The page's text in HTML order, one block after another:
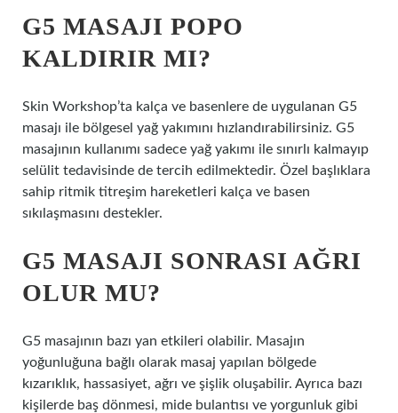
G5 MASAJI POPO
KALDIRIR MI?
Skin Workshop’ta kalça ve basenlere de uygulanan G5
masajı ile bölgesel yağ yakımını hızlandırabilirsiniz. G5
masajının kullanımı sadece yağ yakımı ile sınırlı kalmayıp
selülit tedavisinde de tercih edilmektedir. Özel başlıklara
sahip ritmik titreşim hareketleri kalça ve basen
sıkılaşmasını destekler.
G5 MASAJI SONRASI AĞRI
OLUR MU?
G5 masajının bazı yan etkileri olabilir. Masajın
yoğunluğuna bağlı olarak masaj yapılan bölgede
kızarıklık, hassasiyet, ağrı ve şişlik oluşabilir. Ayrıca bazı
kişilerde baş dönmesi, mide bulantısı ve yorgunluk gibi